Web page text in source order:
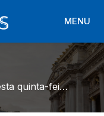
MENU
Começa nesta quinta-feira Encontro dos Promotores e Procuradores de Justiça